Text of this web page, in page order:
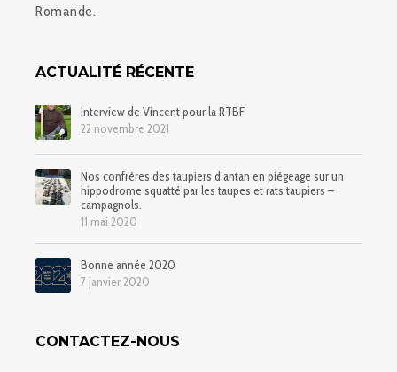
Romande.
ACTUALITÉ RÉCENTE
Interview de Vincent pour la RTBF
22 novembre 2021
Nos confrères des taupiers d’antan en piégeage sur un
hippodrome squatté par les taupes et rats taupiers –
campagnols.
11 mai 2020
Bonne année 2020
7 janvier 2020
CONTACTEZ-NOUS